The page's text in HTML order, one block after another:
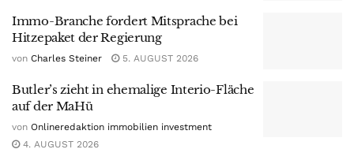
Immo-Branche fordert Mitsprache bei
Hitzepaket der Regierung
von Charles Steiner 5. AUGUST 2026
Butler’s zieht in ehemalige Interio-Fläche
auf der MaHü
von Onlineredaktion immobilien investment
4. AUGUST 2026